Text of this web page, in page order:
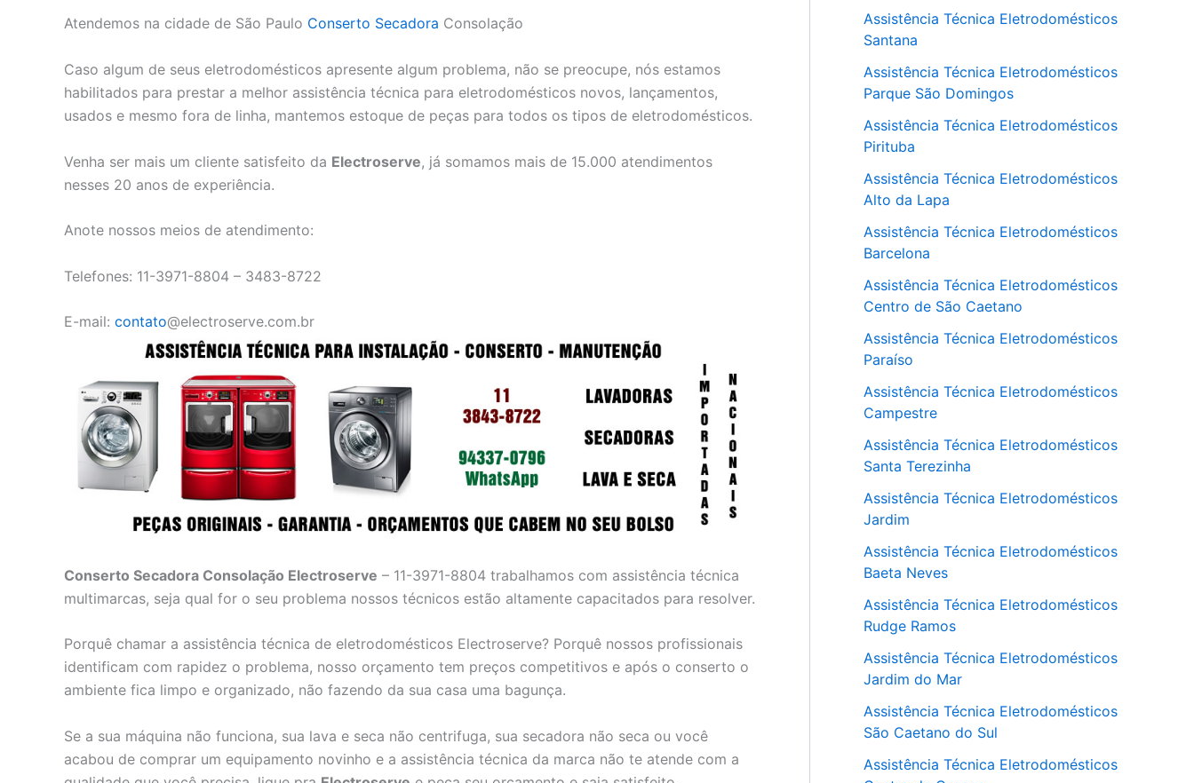
Atendemos na cidade de São Paulo Conserto Secadora Consolação
Caso algum de seus eletrodomésticos apresente algum problema, não se preocupe, nós estamos
habilitados para prestar a melhor assistência técnica para eletrodomésticos novos, lançamentos,
usados e mesmo fora de linha, mantemos estoque de peças para todos os tipos de eletrodomésticos.
Venha ser mais um cliente satisfeito da Electroserve, já somamos mais de 15.000 atendimentos
nesses 20 anos de experiência.
Anote nossos meios de atendimento:
Telefones: 11-3971-8804 – 3483-8722
E-mail: contato@electroserve.com.br
Conserto Secadora Consolação Electroserve – 11-3971-8804 trabalhamos com assistência técnica
multimarcas, seja qual for o seu problema nossos técnicos estão altamente capacitados para resolver.
Porquê chamar a assistência técnica de eletrodomésticos Electroserve? Porquê nossos profissionais
identificam com rapidez o problema, nosso orçamento tem preços competitivos e após o conserto o
ambiente fica limpo e organizado, não fazendo da sua casa uma bagunça.
Se a sua máquina não funciona, sua lava e seca não centrifuga, sua secadora não seca ou você
acabou de comprar um equipamento novinho e a assistência técnica da marca não te atende com a
Assistência Técnica Eletrodomésticos
Santana
Assistência Técnica Eletrodomésticos
Parque São Domingos
Assistência Técnica Eletrodomésticos
Pirituba
Assistência Técnica Eletrodomésticos
Alto da Lapa
Assistência Técnica Eletrodomésticos
Barcelona
Assistência Técnica Eletrodomésticos
Centro de São Caetano
Assistência Técnica Eletrodomésticos
Paraíso
Assistência Técnica Eletrodomésticos
Campestre
Assistência Técnica Eletrodomésticos
Santa Terezinha
Assistência Técnica Eletrodomésticos
Jardim
Assistência Técnica Eletrodomésticos
Baeta Neves
Assistência Técnica Eletrodomésticos
Rudge Ramos
Assistência Técnica Eletrodomésticos
Jardim do Mar
Assistência Técnica Eletrodomésticos
São Caetano do Sul
Assistência Técnica Eletrodomésticos